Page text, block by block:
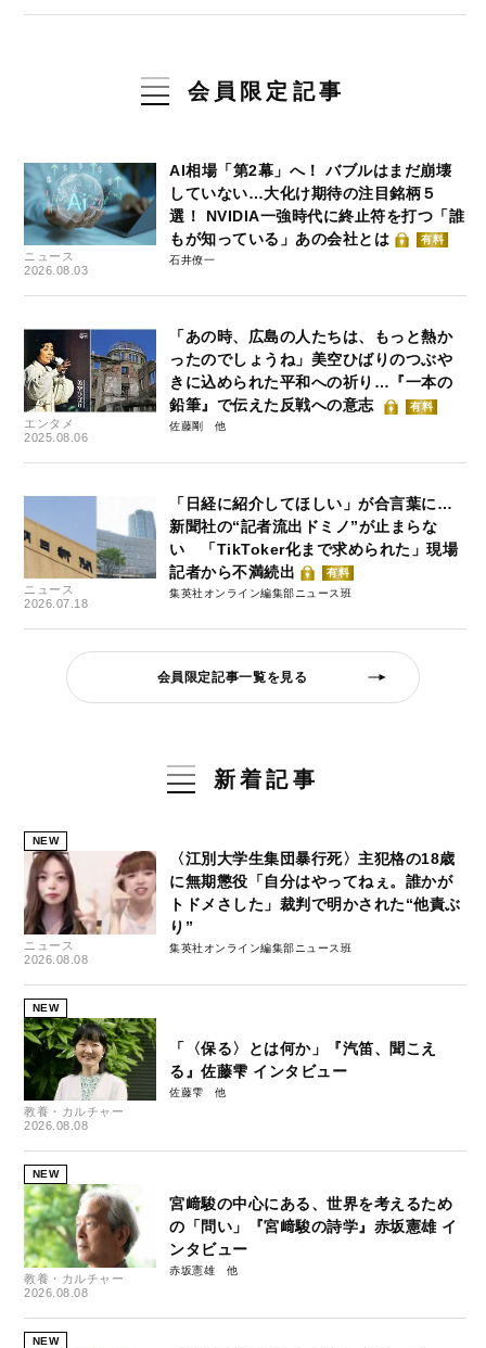
会員限定記事
ニュース
2026.08.03
AI相場「第2幕」へ！ バブルはまだ崩壊
していない…大化け期待の注目銘柄５
選！ NVIDIA一強時代に終止符を打つ「誰
もが知っている」あの会社とは
有料
石井僚一
エンタメ
2025.08.06
「あの時、広島の人たちは、もっと熱か
ったのでしょうね」美空ひばりのつぶや
きに込められた平和への祈り…『一本の
鉛筆』で伝えた反戦への意志
有料
佐藤剛
ニュース
2026.07.18
「日経に紹介してほしい」が合言葉に…
新聞社の“記者流出ドミノ”が止まらな
い 「TikToker化まで求められた」現場
記者から不満続出
有料
集英社オンライン編集部ニュース班
会員限定記事一覧を見る
新着記事
NEW
ニュース
2026.08.08
〈江別大学生集団暴行死〉主犯格の18歳
に無期懲役「自分はやってねぇ。誰かが
トドメさした」裁判で明かされた“他責ぶ
り”
集英社オンライン編集部ニュース班
NEW
教養・カルチャー
2026.08.08
「〈保る〉とは何か」『汽笛、聞こえ
る』佐藤雫 インタビュー
佐藤雫
NEW
教養・カルチャー
2026.08.08
宮﨑駿の中心にある、世界を考えるため
の「問い」『宮﨑駿の詩学』赤坂憲雄 イ
ンタビュー
赤坂憲雄
NEW